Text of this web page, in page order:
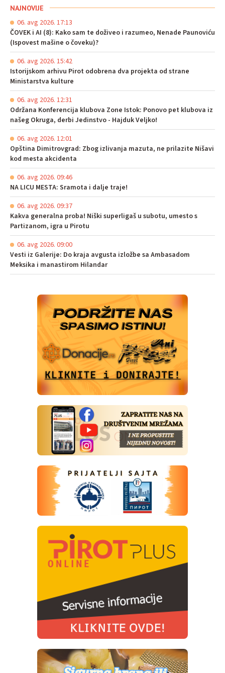
NAJNOVIJE
06. avg 2026. 17:13
ČOVEK i AI (8): Kako sam te doživeo i razumeo, Nenade Paunoviću
(Ispovest mašine o čoveku)?
06. avg 2026. 15:42
Istorijskom arhivu Pirot odobrena dva projekta od strane
Ministarstva kulture
06. avg 2026. 12:31
Održana Konferencija klubova Zone Istok: Ponovo pet klubova iz
našeg Okruga, derbi Jedinstvo - Hajduk Veljko!
06. avg 2026. 12:01
Opština Dimitrovgrad: Zbog izlivanja mazuta, ne prilazite Nišavi
kod mesta akcidenta
06. avg 2026. 09:46
NA LICU MESTA: Sramota i dalje traje!
06. avg 2026. 09:37
Kakva generalna proba! Niški superligaš u subotu, umesto s
Partizanom, igra u Pirotu
06. avg 2026. 09:00
Vesti iz Galerije: Do kraja avgusta izložbe sa Ambasadom
Meksika i manastirom Hilandar